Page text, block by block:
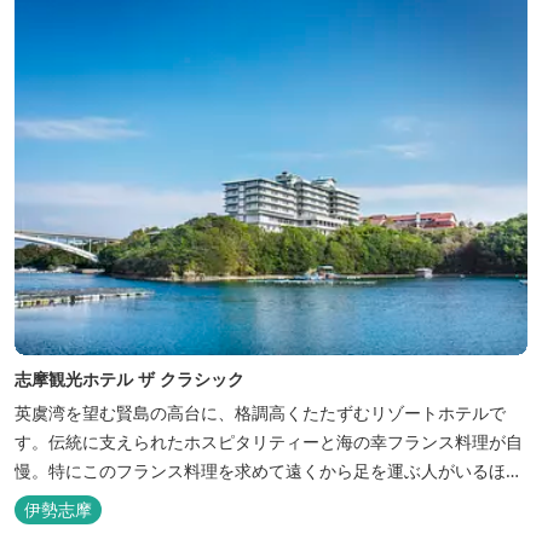
志摩観光ホテル ザ クラシック
英虞湾を望む賢島の高台に、格調高くたたずむリゾートホテルで
す。伝統に支えられたホスピタリティーと海の幸フランス料理が自
慢。特にこのフランス料理を求めて遠くから足を運ぶ人がいるほ
ど。洗練されたサービスに、寛ぎと至福のひとときを満喫してくだ
さい。 ※2016年6月7日リニューアルオープン
伊勢志摩